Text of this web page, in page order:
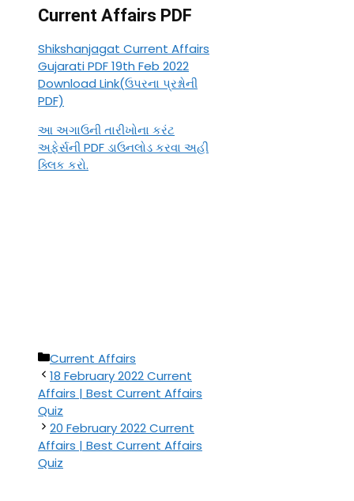
Current Affairs PDF
Shikshanjagat Current Affairs
Gujarati PDF 19th Feb 2022
Download Link(ઉપરના પ્રશ્નોની
PDF)
આ અગાઉની તારીખોના કરંટ
અફેર્સની PDF ડાઉનલોડ કરવા અહી
ક્લિક કરો.
Categories
Current Affairs
18 February 2022 Current
Affairs | Best Current Affairs
Quiz
20 February 2022 Current
Affairs | Best Current Affairs
Quiz